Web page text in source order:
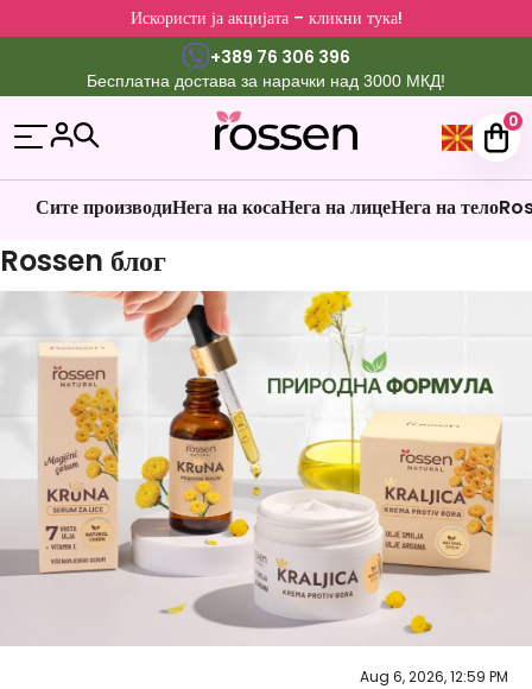
Искористи ја акцијата – кликни тука!
+389 76 306 396
Бесплатна достава за нарачки над 3000 МКД!
0
Сите производиНега на косаНега на лицеНега на тело
Rossen блог
Aug 6, 2026, 12:59 PM